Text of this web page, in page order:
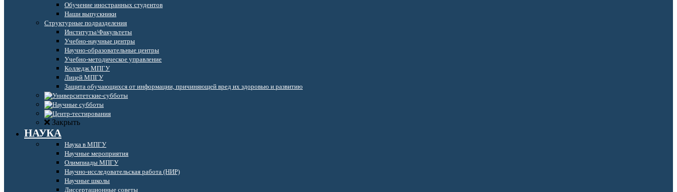
Обучение иностранных студентов
Наши выпускники
Структурные подразделения
Институты/Факультеты
Учебно-научные центры
Научно-образовательные центры
Учебно-методическое управление
Колледж МПГУ
Лицей МПГУ
Защита обучающихся от информации, причиняющей вред их здоровью и развитию
Закрыть
НАУКА
Наука в МПГУ
Научные мероприятия
Олимпиады МПГУ
Научно-исследовательская работа (НИР)
Научные школы
Диссертационные советы